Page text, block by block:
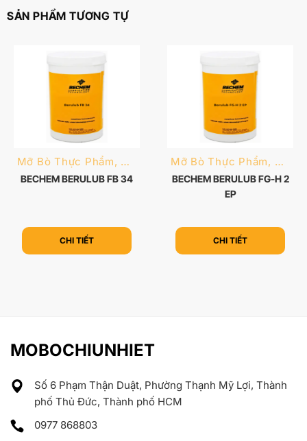
SẢN PHẨM TƯƠNG TỰ
Mỡ Bò Thực Phẩm, Dược Phẩm
BECHEM BERULUB FB 34
CHI TIẾT
Mỡ Bò Thực Phẩm, Dược Phẩm
BECHEM BERULUB FG-H 2
EP
CHI TIẾT
MOBOCHIUNHIET
Số 6 Phạm Thận Duật, Phường Thạnh Mỹ Lợi, Thành
phố Thủ Đức, Thành phố HCM
0977 868803